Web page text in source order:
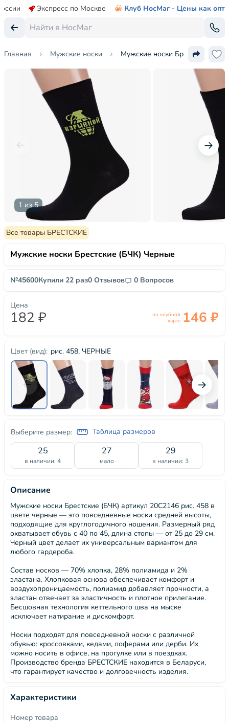
Экспресс по Москве Клуб НосМаг - Цены как опт
Главная Мужские носки Мужские носки Брестские (БЧК)
1 из 5
Все товары БРЕСТСКИЕ
Мужские носки Брестские (БЧК) Черные
№45600Купили 22 раз0 Отзывов 0 Вопросов
Цвет (вид): рис. 458, ЧЕРНЫЕ
Выберите размер: Таблица размеров
25
в наличии: 4
27
мало
29
в наличии: 3
Цена
182 ₽
по клубной
карте 146 ₽
Описание
Мужские носки Брестские (БЧК) артикул 20С2146 рис. 458 в
цвете черные — это повседневные носки средней высоты,
подходящие для круглогодичного ношения. Размерный ряд
охватывает обувь с 40 по 45, длина стопы — от 25 до 29 см.
Черный цвет делает их универсальным вариантом для
любого гардероба.
Состав носков — 70% хлопка, 28% полиамида и 2%
эластана. Хлопковая основа обеспечивает комфорт и
воздухопроницаемость, полиамид добавляет прочности, а
эластан отвечает за эластичность и плотное прилегание.
Бесшовная технология кеттельного шва на мыске
исключает натирание и дискомфорт.
Носки подходят для повседневной носки с различной
обувью: кроссовками, кедами, лоферами или дерби. Их
можно носить в офисе, на прогулке или в поездках.
Производство бренда БРЕСТСКИЕ находится в Беларуси,
что гарантирует качество и долговечность изделия.
Характеристики
Номер товара